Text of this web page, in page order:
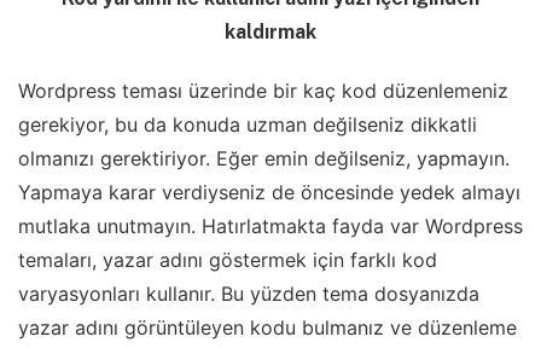
kaldırmak
Wordpress teması üzerinde bir kaç kod düzenlemeniz
gerekiyor, bu da konuda uzman değilseniz dikkatli
olmanızı gerektiriyor. Eğer emin değilseniz, yapmayın.
Yapmaya karar verdiyseniz de öncesinde yedek almayı
mutlaka unutmayın. Hatırlatmakta fayda var Wordpress
temaları, yazar adını göstermek için farklı kod
varyasyonları kullanır. Bu yüzden tema dosyanızda
yazar adını görüntüleyen kodu bulmanız ve düzenleme